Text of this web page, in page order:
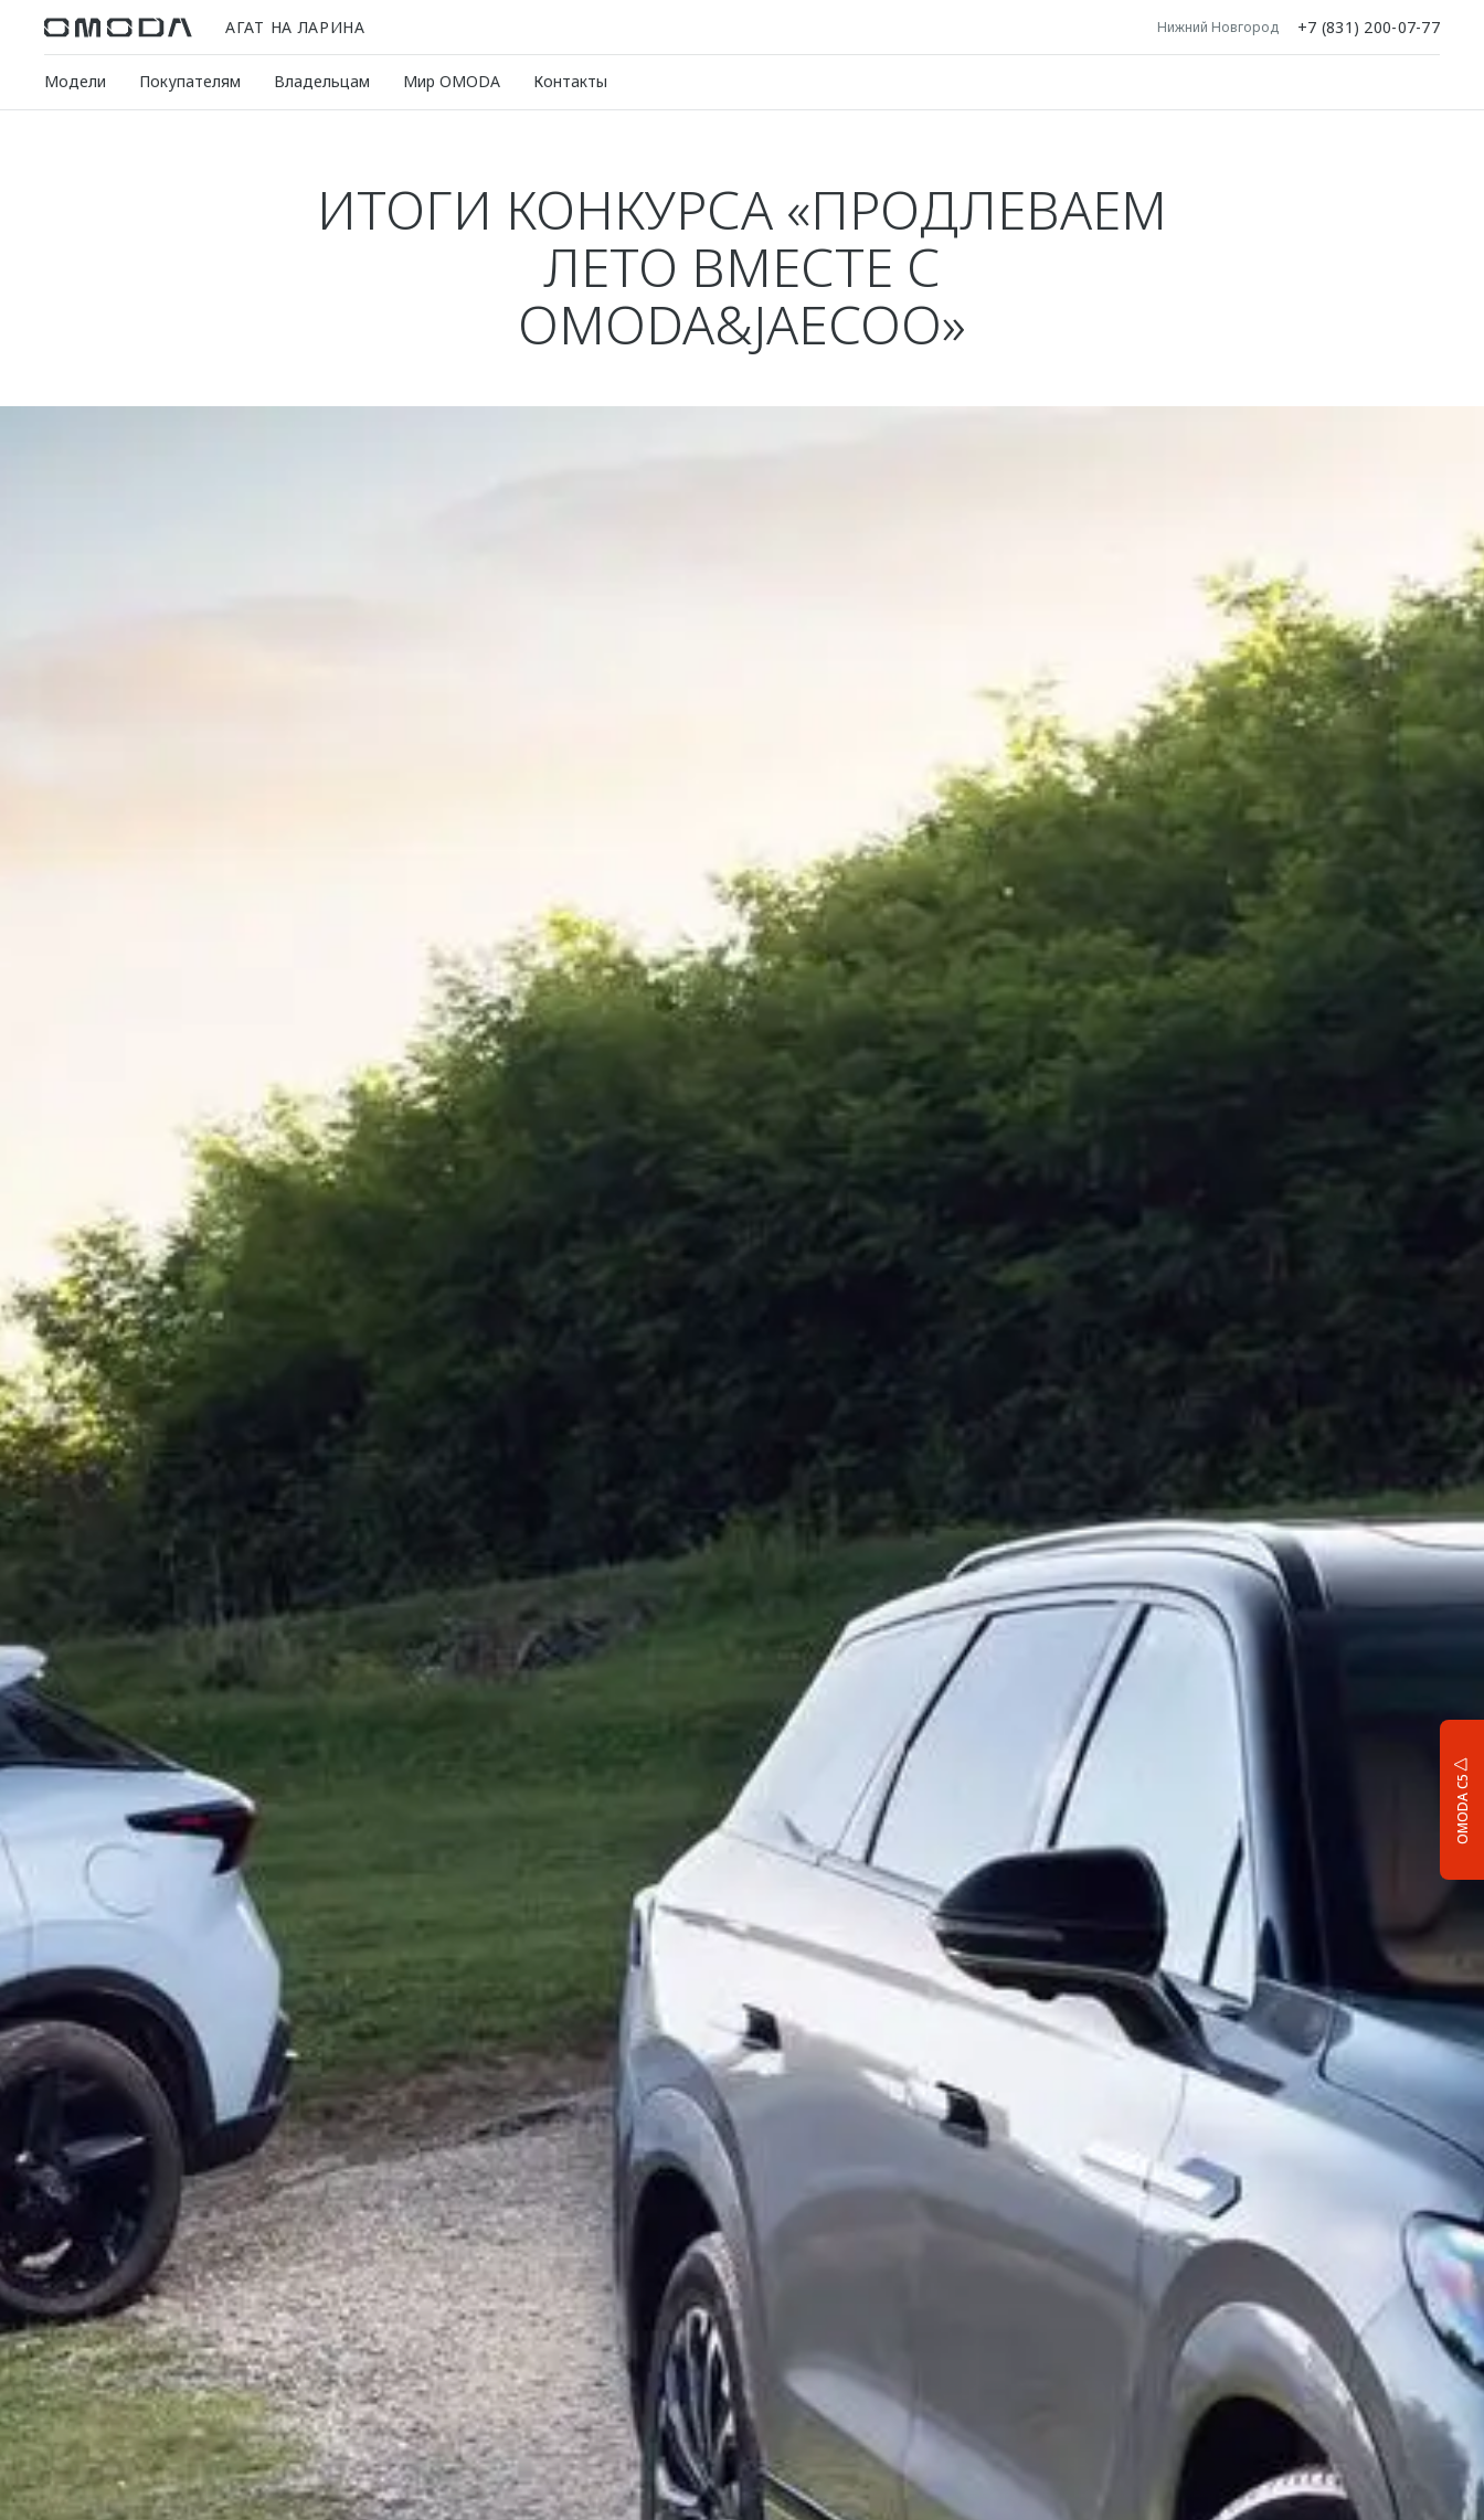
АГАТ НА ЛАРИНА Нижний Новгород +7 (831) 200-07-77
Модели Покупателям Владельцам Мир OMODA Контакты
OMODA C5
ИТОГИ КОНКУРСА «ПРОДЛЕВАЕМ
ЛЕТО ВМЕСТЕ С
OMODA&JAECOO»